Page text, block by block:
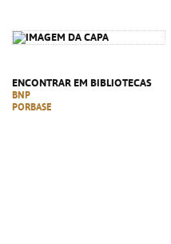
ENCONTRAR EM BIBLIOTECAS
BNP
PORBASE